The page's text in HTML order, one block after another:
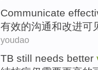
Communicate
有效的沟通和改进可
youdao
TB still needs better